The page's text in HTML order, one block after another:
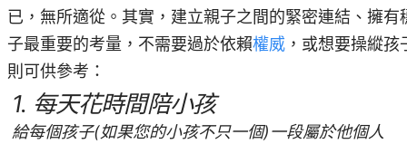
已，無所適從。其實，建立親子之間的緊密連結 、 擁有
子最重要的考量，不需要過於依賴權威 ，或想要操縱
則可供參考：
1. 每天花時間陪小孩
給每個孩子(如果您的小孩不只一個)一段屬於他個人